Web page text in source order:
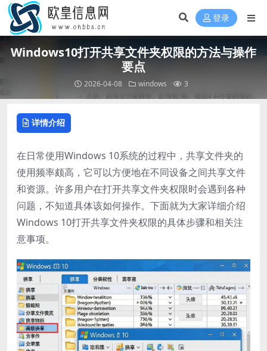
登录
Windows10打开共享文件夹权限的方法与操作
要点
2026-04-08 windows 3
详情介绍
在日常使用Windows 10系统的过程中，共享文件夹的
使用频率颇高，它可以方便地在不同设备之间共享文件
和资源。许多用户在打开共享文件夹权限时会遇到各种
问题，不知道具体该如何操作。下面就为大家详细介绍
Windows 10打开共享文件夹权限的具体步骤和相关注
意事项。